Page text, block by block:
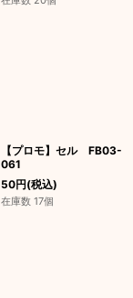
【プロモ】セル FB03-
061
50円(税込)
在庫数 17個